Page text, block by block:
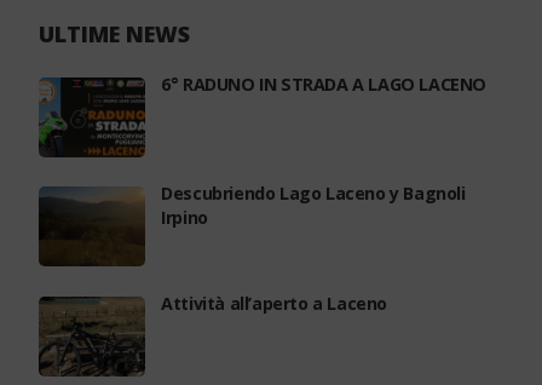
raduno è aperto a…
ULTIME NEWS
6° RADUNO IN STRADA A LAGO LACENO
Descubriendo Lago Laceno y Bagnoli
Irpino
Attività all’aperto a Laceno